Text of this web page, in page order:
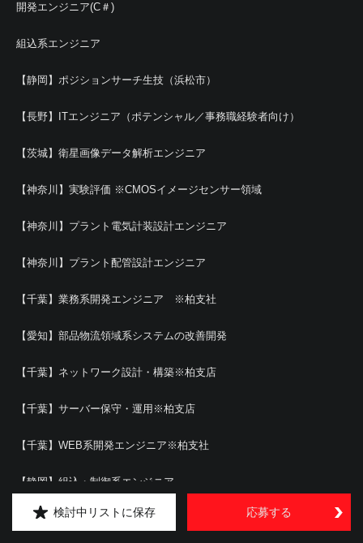
開発エンジニア(C＃)
組込系エンジニア
【静岡】ポジションサーチ生技（浜松市）
【長野】ITエンジニア（ポテンシャル／事務職経験者向け）
【茨城】衛星画像データ解析エンジニア
【神奈川】実験評価 ※CMOSイメージセンサー領域
【神奈川】プラント電気計装設計エンジニア
【神奈川】プラント配管設計エンジニア
【千葉】業務系開発エンジニア ※柏支社
【愛知】部品物流領域系システムの改善開発
【千葉】ネットワーク設計・構築※柏支店
【千葉】サーバー保守・運用※柏支店
【千葉】WEB系開発エンジニア※柏支社
【静岡】組込・制御系エンジニア
【静岡】システムエンジニア（ポテンシャル）
検討中リストに保存 応募する